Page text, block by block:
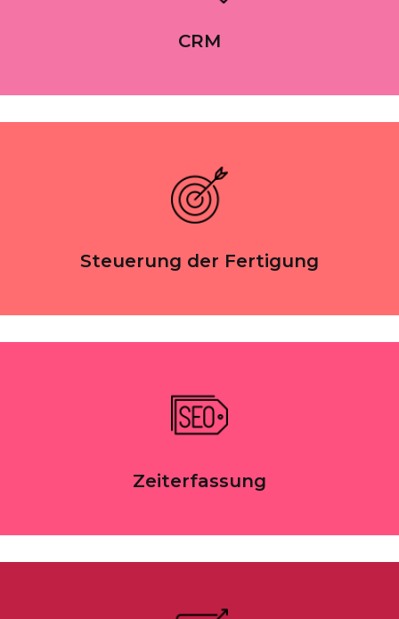
CRM
Steuerung der Fertigung
Zeiterfassung